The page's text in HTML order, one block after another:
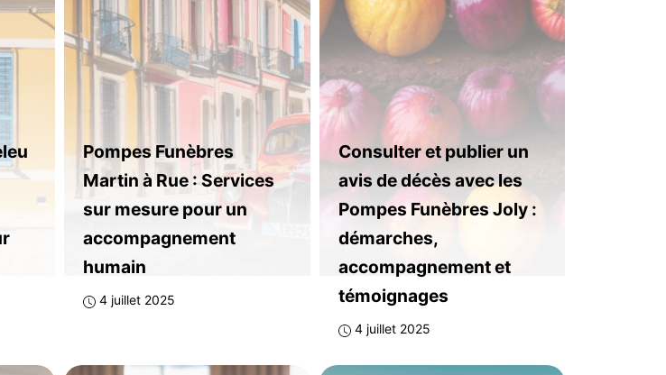
Pompes Funèbres
Martin à Rue : Services
sur mesure pour un
accompagnement
humain
4 juillet 2025
Consulter et publier un
avis de décès avec les
Pompes Funèbres Joly :
démarches,
accompagnement et
témoignages
4 juillet 2025